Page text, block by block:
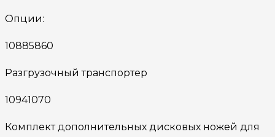
Опции:
10885860
Разгрузочный транспортер
10941070
Комплект дополнительных дисковых ножей для